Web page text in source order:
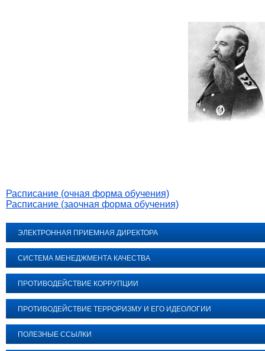
Расписание (очная форма обучения)
Расписание (заочная форма обучения)
ЭЛЕКТРОННАЯ ПРИЕМНАЯ ДИРЕКТОРА
СИСТЕМА МЕНЕДЖМЕНТА КАЧЕСТВА
ПРОТИВОДЕЙСТВИЕ КОРРУПЦИИ
ПРОТИВОДЕЙСТВИЕ ТЕРРОРИЗМУ И ЕГО ИДЕОЛОГИИ
ПОЛЕЗНЫЕ ССЫЛКИ